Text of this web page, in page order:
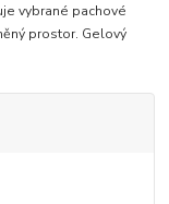
vybrané pachové
prostor. Gelový